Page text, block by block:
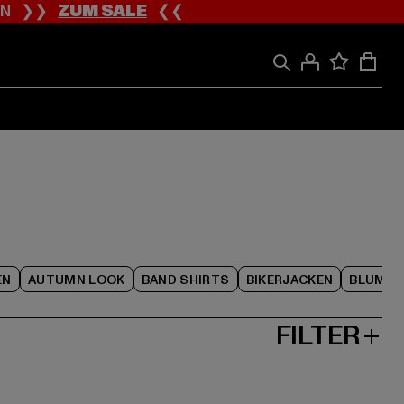
❯❯ZUM SALE❮❮
AUTUMN LOOK BAND SHIRTS BIKERJACKEN
FILTER